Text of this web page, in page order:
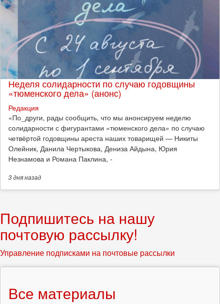
Неделя солидарности по случаю годовщины
«тюменского дела» (анонс)
Редакция
​«По_други, рады сообщить, что мы анонсируем неделю
солидарности с фигурантами «тюменского дела» по случаю
четвёртой годовщины ареста наших товарищей — Никиты
Олейник, Данила Чертыкова, Дениза Айдына, Юрия
Незнамова и Романа Паклина, -
3 дняназад
Подпишитесь на нашу
почтовую рассылку!
Управление подписками на почтовые рассылки
Все материалы